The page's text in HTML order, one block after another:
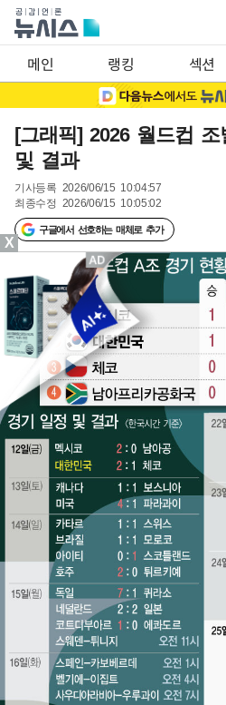
메인 랭킹 섹션
[그래픽] 2026 월드컵
및 결과
기사등록 2026/06/15 10:04:57
최종수정 2026/06/15 10:05:02
구글에서 선호하는 매체로 추가
X